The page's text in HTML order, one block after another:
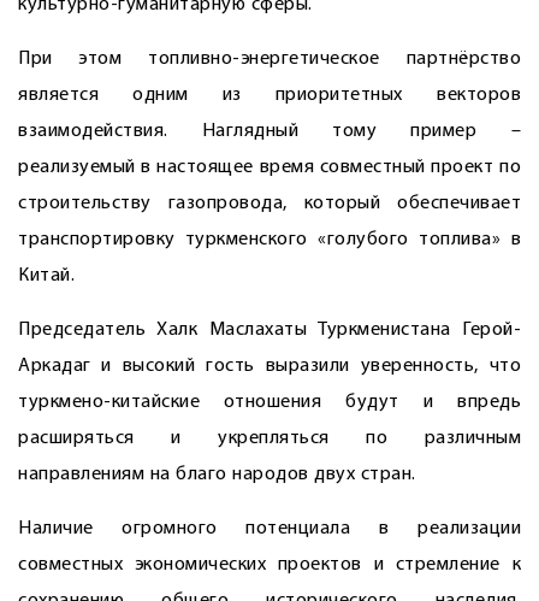
культурно-гуманитарную сферы.
При этом топливно-энергетическое парт­нёрство
является одним из приоритетных векторов
взаимодействия. Наглядный тому пример –
реализуемый в настоящее время совместный проект по
строительству газопровода, который обеспечивает
транспортировку туркменского «голубого топлива» в
Китай.
Председатель Халк Маслахаты Туркменистана Герой-
Аркадаг и высокий гость выразили уверенность, что
туркмено-китайские отношения будут и впредь
расширяться и укреп­ляться по различным
направлениям на благо народов двух стран.
Наличие огромного потенциала в реа­лизации
совместных экономических проектов и стремление к